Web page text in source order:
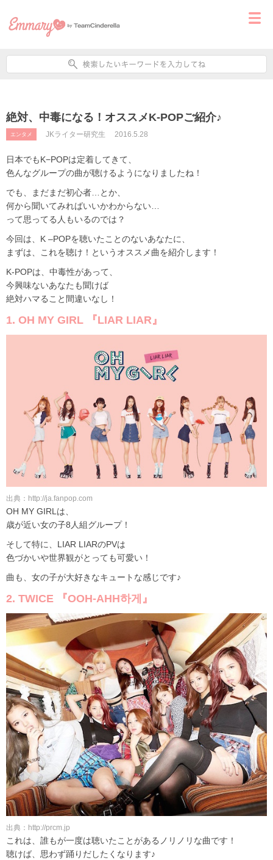
絶対、中毒になる！オススメK-POPご紹介♪
エンタメ JKライター研究生 2016.5.28
日本でもK−POPは定着してきて、
色んなグループの曲が聴けるようになりましたね！
でも、まだまだ初心者…とか、
何から聞いてみればいいかわからない…
って思ってる人もいるのでは？
今回は、K –POPを聴いたことのないあなたに、
まずは、これを聴け！というオススメ曲を紹介します！
K-POPは、中毒性があって、
今興味ないあなたも聞けば
絶対ハマること間違いなし！
1. OH MY GIRL 『LIAR LIAR』
出典：http://ja.fanpop.com
OH MY GIRLは、
歳が近い女の子8人組グループ！
そして特に、LIAR LIARのPVは
色づかいや世界観がとっても可愛い！
曲も、女の子が大好きなキュートな感じです♪
2. TWICE 『OOH-AHH하게』
出典：http://prcm.jp
これは、誰もが一度は聴いたことがあるノリノリな曲です！
聴けば、思わず踊りだしたくなります♪